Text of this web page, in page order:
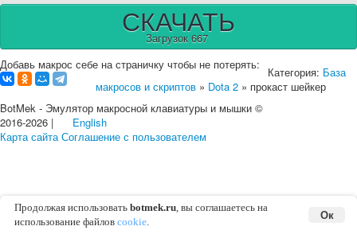
СКАЧАТЬ
Загрузок 667
Добавь макрос себе на страничку чтобы не потерять:
Категория: База
макросов и скриптов » Dota 2 » прокаст шейкер
BotMek - Эмулятор макросной клавиатуры и мышки ©
2016-2026 |
English
Карта сайта Соглашение с пользователем